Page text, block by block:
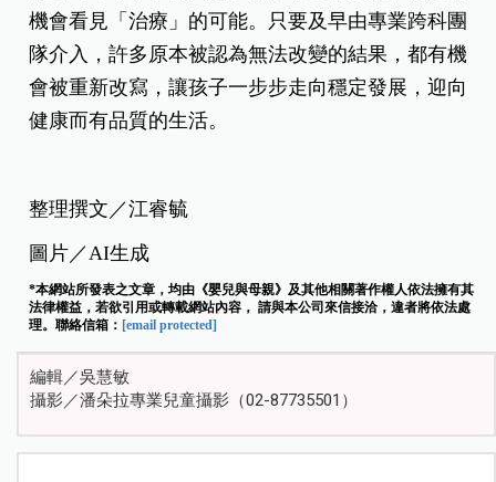
機會看見「治療」的可能。只要及早由專業跨科團
隊介入，許多原本被認為無法改變的結果，都有機
會被重新改寫，讓孩子一步步走向穩定發展，迎向
健康而有品質的生活。
整理撰文／江睿毓
圖片／AI生成
*本網站所發表之文章，均由《嬰兒與母親》及其他相關著作權人依法擁有其
法律權益，若欲引用或轉載網站內容， 請與本公司來信接洽，違者將依法處
理。聯絡信箱： [email protected]
編輯／吳慧敏
攝影／潘朵拉專業兒童攝影（02-87735501）